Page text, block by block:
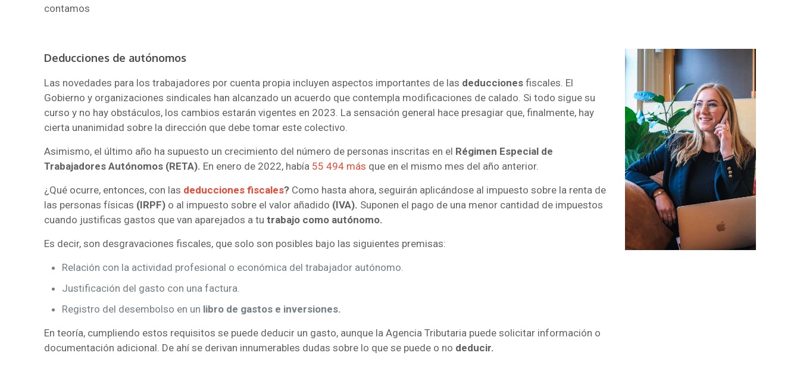
contamos
Deducciones de autónomos
Las novedades para los trabajadores por cuenta propia incluyen aspectos importantes de las deducciones fiscales. El
Gobierno y organizaciones sindicales han alcanzado un acuerdo que contempla modificaciones de calado. Si todo sigue su
curso y no hay obstáculos, los cambios estarán vigentes en 2023. La sensación general hace presagiar que, finalmente, hay
cierta unanimidad sobre la dirección que debe tomar este colectivo.
Asimismo, el último año ha supuesto un crecimiento del número de personas inscritas en el Régimen Especial de
Trabajadores Autónomos (RETA). En enero de 2022, había 55 494 más que en el mismo mes del año anterior.
¿Qué ocurre, entonces, con las deducciones fiscales? Como hasta ahora, seguirán aplicándose al impuesto sobre la renta de
las personas físicas (IRPF) o al impuesto sobre el valor añadido (IVA). Suponen el pago de una menor cantidad de impuestos
cuando justificas gastos que van aparejados a tu trabajo como autónomo.
Es decir, son desgravaciones fiscales, que solo son posibles bajo las siguientes premisas:
Relación con la actividad profesional o económica del trabajador autónomo.
Justificación del gasto con una factura.
Registro del desembolso en un libro de gastos e inversiones.
En teoría, cumpliendo estos requisitos se puede deducir un gasto, aunque la Agencia Tributaria puede solicitar información o
documentación adicional. De ahí se derivan innumerables dudas sobre lo que se puede o no deducir.